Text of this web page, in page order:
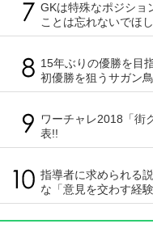
GKは特殊なポジシ
ことは忘れないでほ
15年ぶりの優勝を目
初優勝を狙うサガン
ワーチャレ2018「街
表!!
指導者に求められる
な「意見を交わす経験